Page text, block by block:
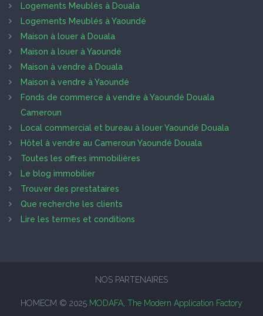
Logements Meublés à Douala
Logements Meublés à Yaoundé
Maison à louer à Douala
Maison à louer à Yaoundé
Maison à vendre à Douala
Maison à vendre à Yaoundé
Fonds de commerce à vendre à Yaoundé Douala
Cameroun
Local commercial et bureau à louer Yaoundé Douala
Hôtel à vendre au Cameroun Yaoundé Douala
Toutes les offres immobilières
Le blog immobilier
Trouver des prestataires
Que recherche les clients
Lire les termes et conditions
NOS PARTENAIRES
HOMECM © 2025 MODAFA, The Modern Application Factory